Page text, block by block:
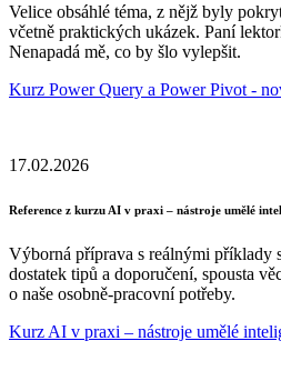
Velice obsáhlé téma, z nějž byly
včetně praktických ukázek. Paní
Nenapadá mě, co by šlo vylepšit.
Kurz Power Query a Power Pivot -
17.02.2026
Reference z kurzu AI v praxi – nástroje umělé
Výborná příprava s reálnými příklady
dostatek tipů a doporučení, spousta
o naše osobně-pracovní potřeby.
Kurz AI v praxi – nástroje umělé